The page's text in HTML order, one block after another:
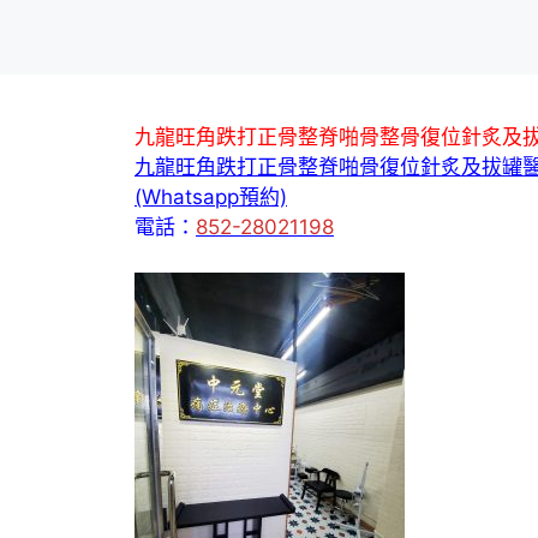
九龍旺角跌打正骨整脊啪骨整骨復位針炙及
九龍旺角跌打正骨整脊啪骨復位針炙及拔罐
(Whatsapp預約)
電話： 852-28021198